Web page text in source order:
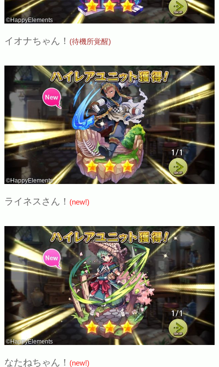
©HappyElements
イオナちゃん！ (待機所覚醒)
©HappyElements
ライネスさん！ (new!)
©HappyElements
なたねちゃん！ (new!)